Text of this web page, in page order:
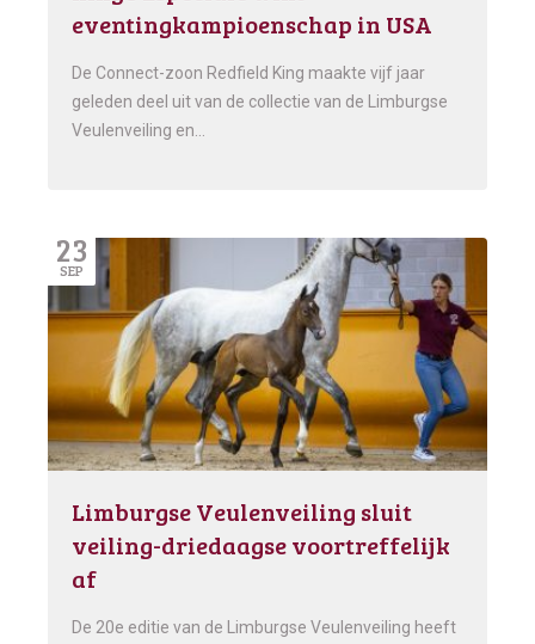
eventingkampioenschap in USA
De Connect-zoon Redfield King maakte vijf jaar
geleden deel uit van de collectie van de Limburgse
Veulenveiling en…
23
SEP
Limburgse Veulenveiling sluit
veiling-driedaagse voortreffelijk
af
De 20e editie van de Limburgse Veulenveiling heeft